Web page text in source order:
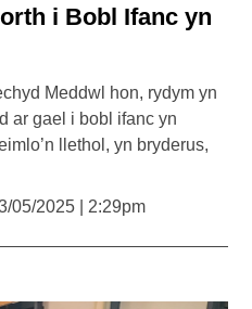
i Bobl Ifanc yn
Meddwl hon, rydym yn
ar gael i bobl ifanc yn
llethol, yn bryderus,
05/2025 | 2:29pm